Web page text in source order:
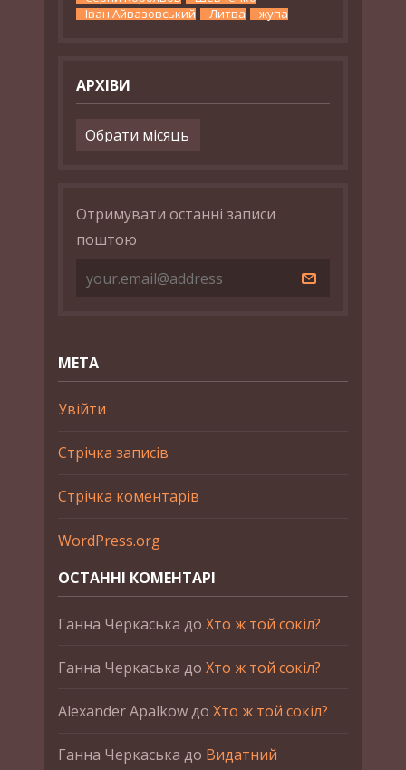
Іван Айвазовський
Литва жупа
АРХІВИ
Архіви
Отримувати останні записи
поштою
МЕТА
Увійти
Стрічка записів
Стрічка коментарів
WordPress.org
ОСТАННІ КОМЕНТАРІ
Ганна Черкаська до Хто ж той сокіл?
Ганна Черкаська до Хто ж той сокіл?
Alexander Apalkowдо Хто ж той сокіл?
Ганна Черкаська до Видатний